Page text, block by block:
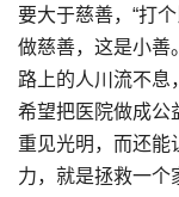
要大于慈善，“打
做慈善，这是小善
路上的人川流不息
希望把医院做成公
重见光明，而还能
力，就是拯救一个